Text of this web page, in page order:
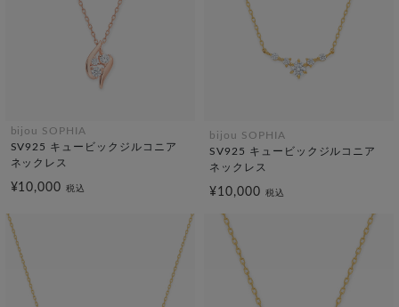
bijou SOPHIA
SV925 キュービックジルコニア
ネックレス
¥10,000税込
bijou SOPHIA
SV925 キュービックジルコニア
ネックレス
¥10,000 税込